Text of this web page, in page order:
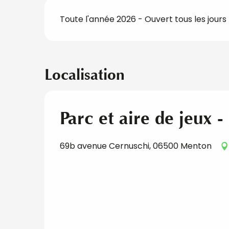
Toute l'année 2026 - Ouvert tous les jours
Localisation
Parc et aire de jeux -
69b avenue Cernuschi, 06500 Menton